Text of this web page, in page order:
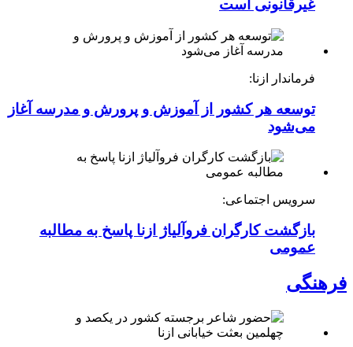
غیرقانونی است
فرماندار ازنا:
توسعه هر کشور از آموزش و پرورش و مدرسه آغاز
می‌شود
سرویس اجتماعی:
بازگشت کارگران فروآلیاژ ازنا پاسخ به مطالبه
عمومی
فرهنگی